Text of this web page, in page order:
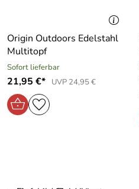
Origin Outdoors Edelstahl
Multitopf
Sofort lieferbar
21,95 €* UVP 24,95 €